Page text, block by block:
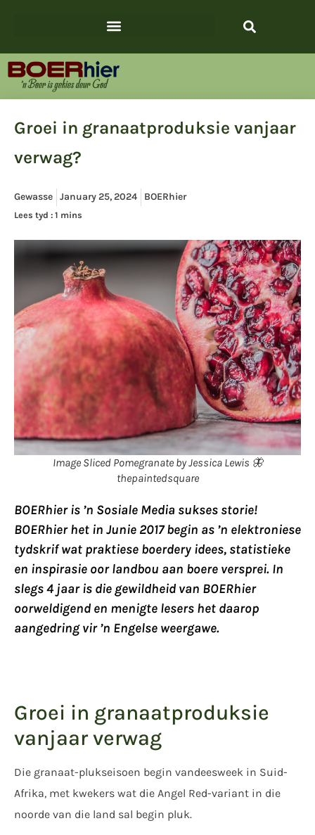
Groei in granaatproduksie vanjaar
verwag?
Gewasse January 25, 2024 BOERhier
Lees tyd
Image Sliced Pomegranate by Jessica Lewis 🦋
thepaintedsquare
BOERhier is ’n Sosiale Media sukses storie!
BOERhier het in Junie 2017 begin as ’n elektroniese
tydskrif wat praktiese boerdery idees, statistieke
en inspirasie oor landbou aan boere versprei. In
slegs 4 jaar is die gewildheid van BOERhier
oorweldigend en menigte lesers het daarop
aangedring vir ’n Engelse weergawe.
Groei in granaatproduksie
vanjaar verwag
Die granaat-plukseisoen begin vandeesweek in Suid-
Afrika, met kwekers wat die Angel Red-variant in die
noorde van die land sal begin pluk.